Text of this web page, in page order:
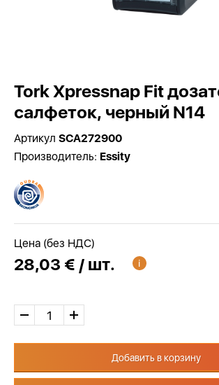
Tork Xpressnap Fit
салфеток, черный N14
Артикул SCA272900
Производитель: Essity
Цена (без НДС)
28,03 € / шт.
Добавить в корзину